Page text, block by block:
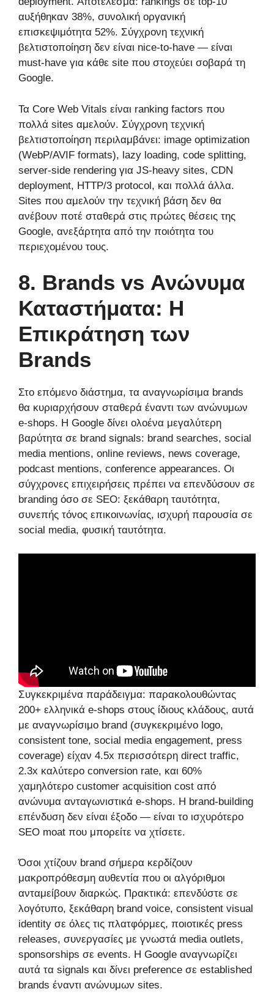
αυξήθηκαν 38%, συνολική οργανική
επισκεψιμότητα 52%. Σύγχρονη τεχνική
βελτιστοποίηση δεν είναι nice-to-have — είναι
must-have για κάθε site που στοχεύει σοβαρά τη
Google.
Τα Core Web Vitals είναι ranking factors που
πολλά sites αμελούν. Σύγχρονη τεχνική
βελτιστοποίηση περιλαμβάνει: image optimization
(WebP/AVIF formats), lazy loading, code splitting,
server-side rendering για JS-heavy sites, CDN
deployment, HTTP/3 protocol, και πολλά άλλα.
Sites που αμελούν την τεχνική βάση δεν θα
ανέβουν ποτέ σταθερά στις πρώτες θέσεις της
Google, ανεξάρτητα από την ποιότητα του
περιεχομένου τους.
8. Brands vs Ανώνυμα
Καταστήματα: Η
Επικράτηση των
Brands
Στο επόμενο διάστημα, τα αναγνωρίσιμα brands
θα κυριαρχήσουν σταθερά έναντι των ανώνυμων
e-shops. Η Google δίνει ολοένα μεγαλύτερη
βαρύτητα σε brand signals: brand searches, social
media mentions, online reviews, news coverage,
podcast mentions, conference appearances. Οι
σύγχρονες επιχειρήσεις πρέπει να επενδύσουν σε
branding όσο σε SEO: ξεκάθαρη ταυτότητα,
συνεπής τόνος επικοινωνίας, ισχυρή παρουσία σε
social media, φυσική ταυτότητα.
Συγκεκριμένα παράδειγμα: παρακολουθώντας
200+ ελληνικά e-shops στους ίδιους κλάδους, αυτά
με αναγνωρίσιμο brand (συγκεκριμένο logo,
consistent tone, social media engagement, press
coverage) είχαν 4.5x περισσότερη direct traffic,
2.3x καλύτερο conversion rate, και 60%
χαμηλότερο customer acquisition cost από
ανώνυμα ανταγωνιστικά e-shops. Η brand-building
επένδυση δεν είναι έξοδο — είναι το ισχυρότερο
SEO moat που μπορείτε να χτίσετε.
Όσοι χτίζουν brand σήμερα κερδίζουν
μακροπρόθεσμη αυθεντία που οι αλγόριθμοι
ανταμείβουν διαρκώς. Πρακτικά: επενδύστε σε
λογότυπο, ξεκάθαρη brand voice, consistent visual
identity σε όλες τις πλατφόρμες, ποιοτικές press
releases, συνεργασίες με γνωστά media outlets,
sponsorships σε events. Η Google αναγνωρίζει
αυτά τα signals και δίνει preference σε established
brands έναντι ανώνυμων sites.